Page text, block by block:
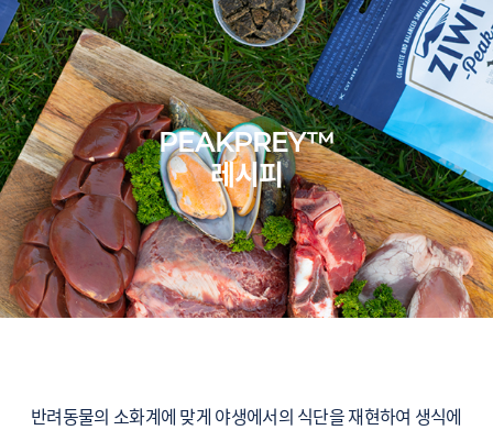
PEAKPREY™
레시피
반려동물의 소화계에 맞게 야생에서의 식단을 재현하여 생식에